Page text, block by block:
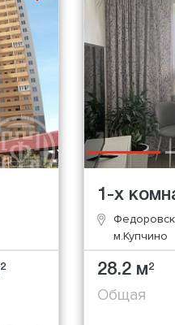
2
1-х
м.Купчино
28.2 м2
Общая